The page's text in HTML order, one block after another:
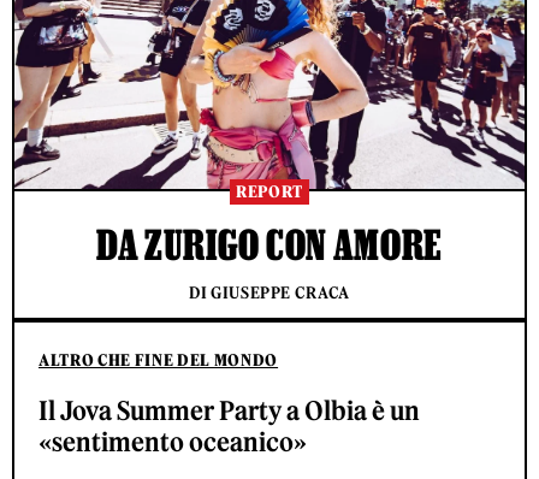
ALTRO CHE FINE DEL MONDO
Il Jova Summer Party a Olbia è un
«sentimento oceanico»
REPORT
DA ZURIGO CON AMORE
DI GIUSEPPE CRACA